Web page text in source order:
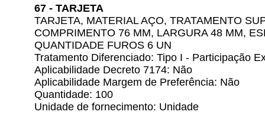
67 - TARJETA
TARJETA, MATERIAL AÇO, TRATAMENTO
COMPRIMENTO 76 MM, LARGURA 48 MM,
QUANTIDADE FUROS 6 UN
Tratamento Diferenciado: Tipo I - Participação
Aplicabilidade Decreto 7174: Não
Aplicabilidade Margem de Preferência: Não
Quantidade: 100
Unidade de fornecimento: Unidade